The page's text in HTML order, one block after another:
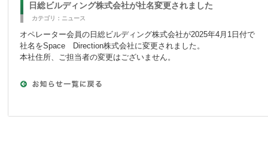
日総ビルディング株式会社が社名変更されました
カテゴリ：ニュース
オペレーター会員の日総ビルディング株式会社が2025年4月1日付で
社名をSpace Direction株式会社に変更されました。
本社住所、ご担当者の変更はございません。